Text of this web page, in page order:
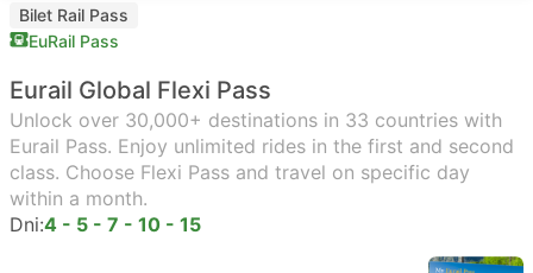
Bilet Rail Pass
EuRail Pass
Eurail Global Flexi Pass
Unlock over 30,000+ destinations in 33 countries with
Eurail Pass. Enjoy unlimited rides in the first and second
class. Choose Flexi Pass and travel on specific day
within a month.
Dni:4 - 5 - 7 - 10 - 15